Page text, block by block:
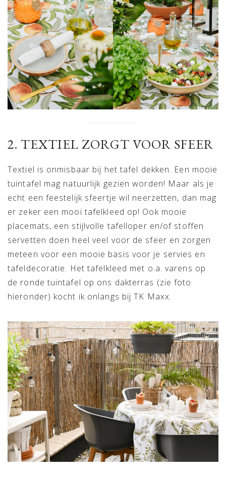
2. TEXTIEL ZORGT VOOR SFEER
Textiel is onmisbaar bij het tafel dekken. Een mooie
tuintafel mag natuurlijk gezien worden! Maar als je
echt een feestelijk sfeertje wil neerzetten, dan mag
er zeker een mooi tafelkleed op! Ook mooie
placemats, een stijlvolle tafelloper en/of stoffen
servetten doen heel veel voor de sfeer en zorgen
meteen voor een mooie basis voor je servies en
tafeldecoratie. Het tafelkleed met o.a. varens op
de ronde tuintafel op ons dakterras (zie foto
hieronder) kocht ik onlangs bij TK Maxx.